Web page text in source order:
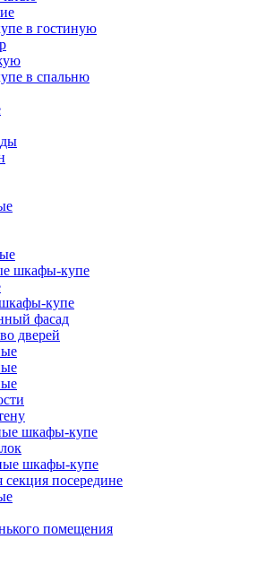
в гостиную
в спальню
шкафы-купе
купе
фасад
дверей
шкафы-купе
шкафы-купе
секция посередине
помещения